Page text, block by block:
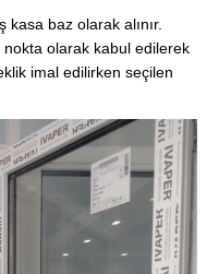
kasa baz olarak alınır.
nokta olarak kabul edilerek
imal edilirken seçilen